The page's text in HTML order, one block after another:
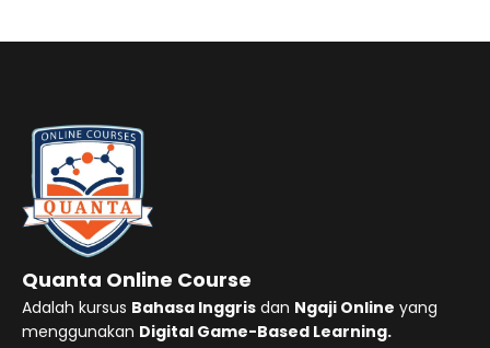
Quanta Online Course
Adalah kursus Bahasa Inggris dan Ngaji Online yang
menggunakan Digital Game-Based Learning.